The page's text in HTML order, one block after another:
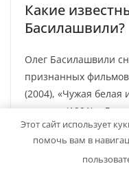
Какие
Басилашвили?
Олег Басилашвили
признанных
(2004), «Чужая белая
танцев» (1991),
цветок» (1987),
животными» (1989)
актер получил
Этот сайт использует
помочь вам в